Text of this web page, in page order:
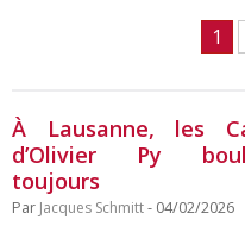
1
À Lausanne, les
d’Olivier Py
toujours
Par Jacques Schmitt- 04/02/2026